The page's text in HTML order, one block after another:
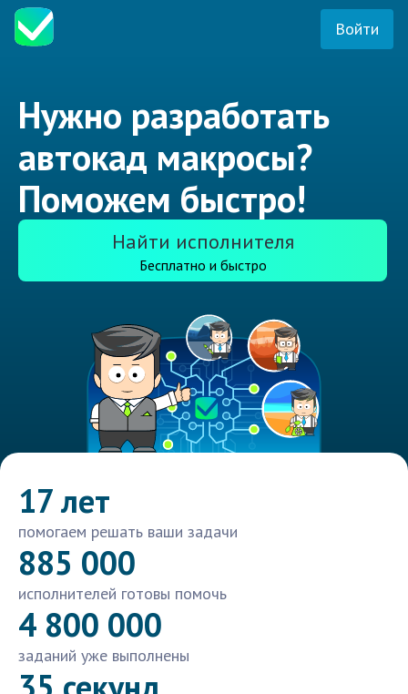
Войти
Нужно разработать
автокад макросы?
Поможем быстро!
Найти исполнителя
Бесплатно и быстро
17 лет
помогаем решать ваши задачи
885 000
исполнителей готовы помочь
4 800 000
заданий уже выполнены